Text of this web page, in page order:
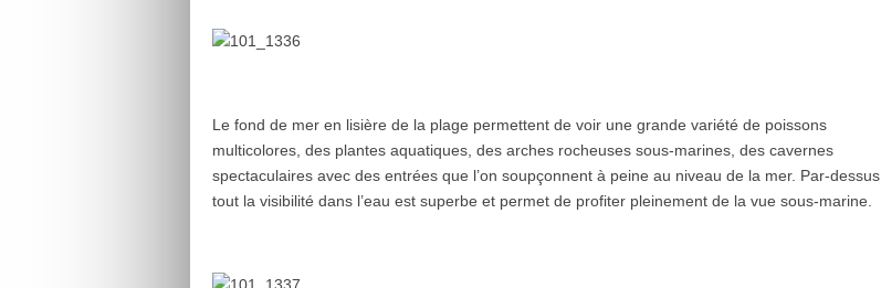
Le fond de mer en lisière de la plage permettent de voir une grande variété de poissons
multicolores, des plantes aquatiques, des arches rocheuses sous-marines, des cavernes
spectaculaires avec des entrées que l’on soupçonnent à peine au niveau de la mer. Par-dessus
tout la visibilité dans l’eau est superbe et permet de profiter pleinement de la vue sous-marine.